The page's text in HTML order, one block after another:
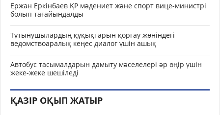
Ержан Еркінбаев ҚР мәдениет және спорт вице-министрі
болып тағайындалды
Тұтынушылардың құқықтарын қорғау жөніндегі
ведомствоаралық кеңес диалог үшін ашық
Автобус тасымалдарын дамыту мәселелері әр өңір үшін
жеке-жеке шешіледі
ҚАЗІР ОҚЫП ЖАТЫР